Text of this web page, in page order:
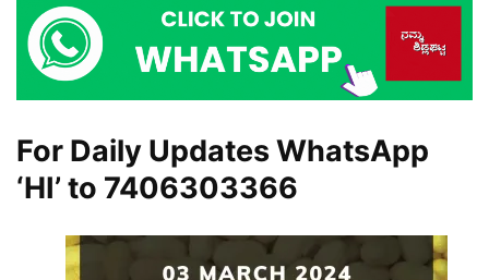
For Daily Updates WhatsApp
‘HI’ to 7406303366